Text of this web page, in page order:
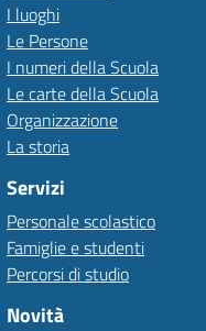
I luoghi
Le Persone
I numeri della Scuola
Le carte della Scuola
Organizzazione
La storia
Servizi
Personale scolastico
Famiglie e studenti
Percorsi di studio
Novità